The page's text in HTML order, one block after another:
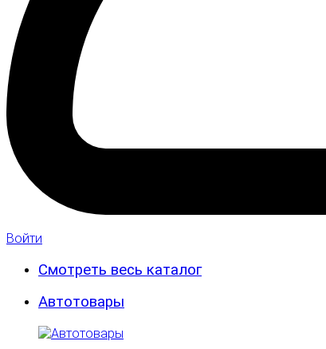
Войти
Смотреть весь каталог
Автотовары